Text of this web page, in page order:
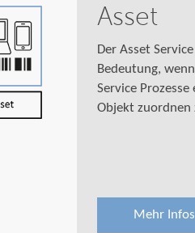
Asset
Der Asset
Bedeutung,
Service
Objekt zuordnen
Mehr Infos